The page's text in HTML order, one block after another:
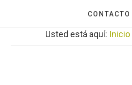
CONTACTO
Usted está aquí: Inicio